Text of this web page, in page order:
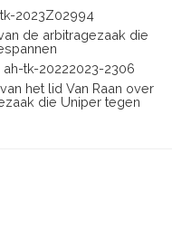
2023Z02994
de arbitragezaak die
tk-20222023-2306
het lid Van Raan over
die Uniper tegen